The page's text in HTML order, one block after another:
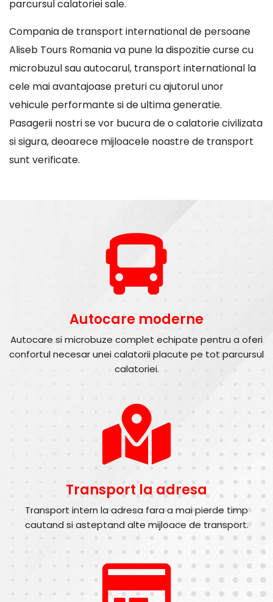
parcursul calatoriei sale.
Compania de transport international de persoane
Aliseb Tours Romania va pune la dispozitie curse cu
microbuzul sau autocarul, transport international la
cele mai avantajoase preturi cu ajutorul unor
vehicule performante si de ultima generatie.
Pasagerii nostri se vor bucura de o calatorie civilizata
si sigura, deoarece mijloacele noastre de transport
sunt verificate.
Autocare moderne
Autocare si microbuze complet echipate pentru a oferi
confortul necesar unei calatorii placute pe tot parcursul
calatoriei.
Transport la adresa
Transport intern la adresa fara a mai pierde timp
cautand si asteptand alte mijloace de transport.